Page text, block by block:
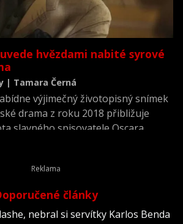
hvězdami nabité syrové
| Tamara Černá
výjimečný životopisný snímek
drama z roku 2018 přibližuje
slavného spisovatele Oscara
režíroval a zároveň si v něm
články
nebral si servítky Karlos Benda